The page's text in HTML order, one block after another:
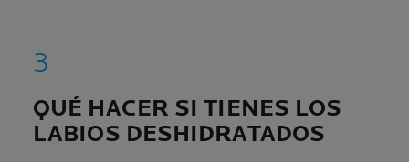
QUÉ HACER SI TIENES LOS
LABIOS DESHIDRATADOS